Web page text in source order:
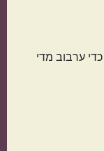
3-4 דקות, תוך כדי ערבוב מדי
פרסי